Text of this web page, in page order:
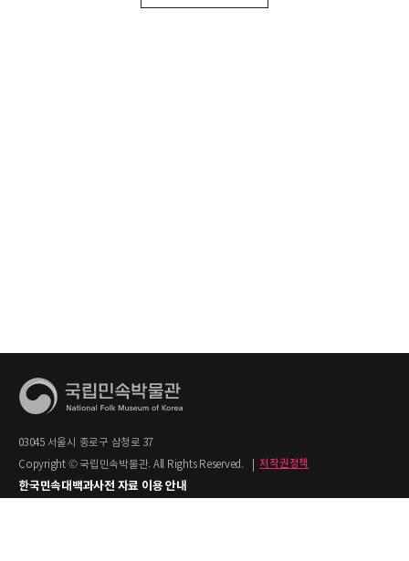
03045 서울시 종로구 삼청로 37
Copyright © 국립민속박물관. All Rights Reserved.
저작권정책
한국민속대백과사전 자료 이용 안내